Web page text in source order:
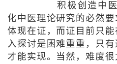
积极创造中医
化中医理论研究的必然
体现在证，而证目前只
入探讨是困难重重，只
才能实现。当然，难度